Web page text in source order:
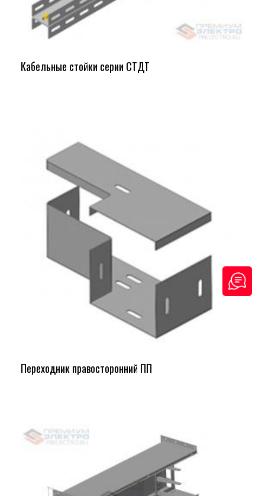
Кабельные стойки серии СТДТ
Переходник правосторонний ПП